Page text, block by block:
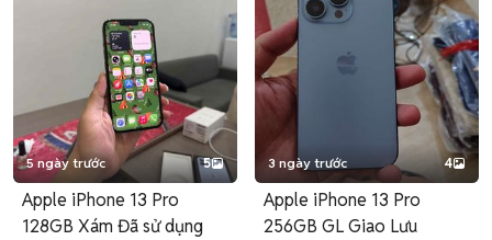
5 ngày trước 5
Apple iPhone 13 Pro
128GB Xám Đã sử dụng
3 ngày trước 4
Apple iPhone 13 Pro
256GB GL Giao Lưu